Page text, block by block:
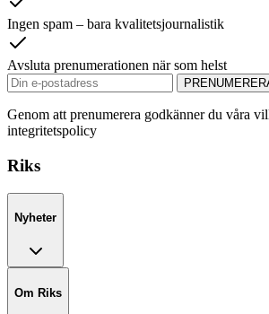
Ingen spam – bara kvalitetsjournalistik
Avsluta prenumerationen när som helst
Genom att prenumerera godkänner du våra
integritetspolicy
Riks
Nyheter
Om Riks